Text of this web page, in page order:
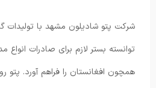
شرکت پتو شادیلون مشهد با تولیدات
توانسته بستر لازم برای صادرات انواع
همچون افغانستان را فراهم آورد. پتو